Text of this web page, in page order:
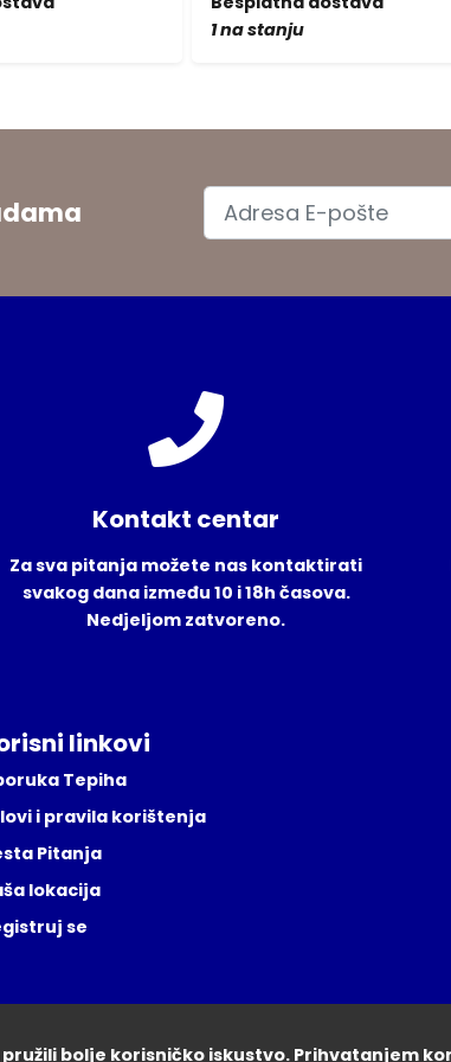
1 na stanju
Kontakt centar
Za sva pitanja možete nas kontaktirati
svakog dana između 10 i 18h časova.
Nedjeljom zatvoreno.
linkovi
Tepiha
i pravila korištenja
Pitanja
lokacija
se
bolje korisničko iskustvo. Prihvatanjem